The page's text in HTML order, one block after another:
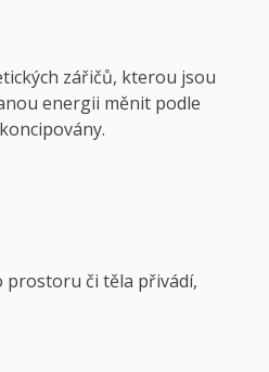
zářičů, kterou jsou
energii měnit podle
prostoru či těla přivádí,